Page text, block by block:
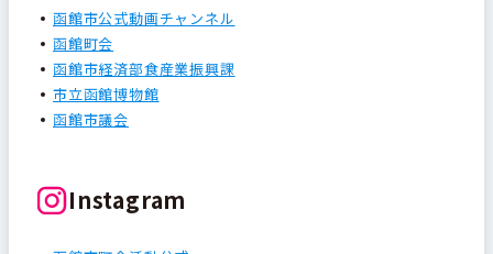
函館市公式動画チャンネル
函館町会
函館市経済部食産業振興課
市立函館博物館
函館市議会
Instagram